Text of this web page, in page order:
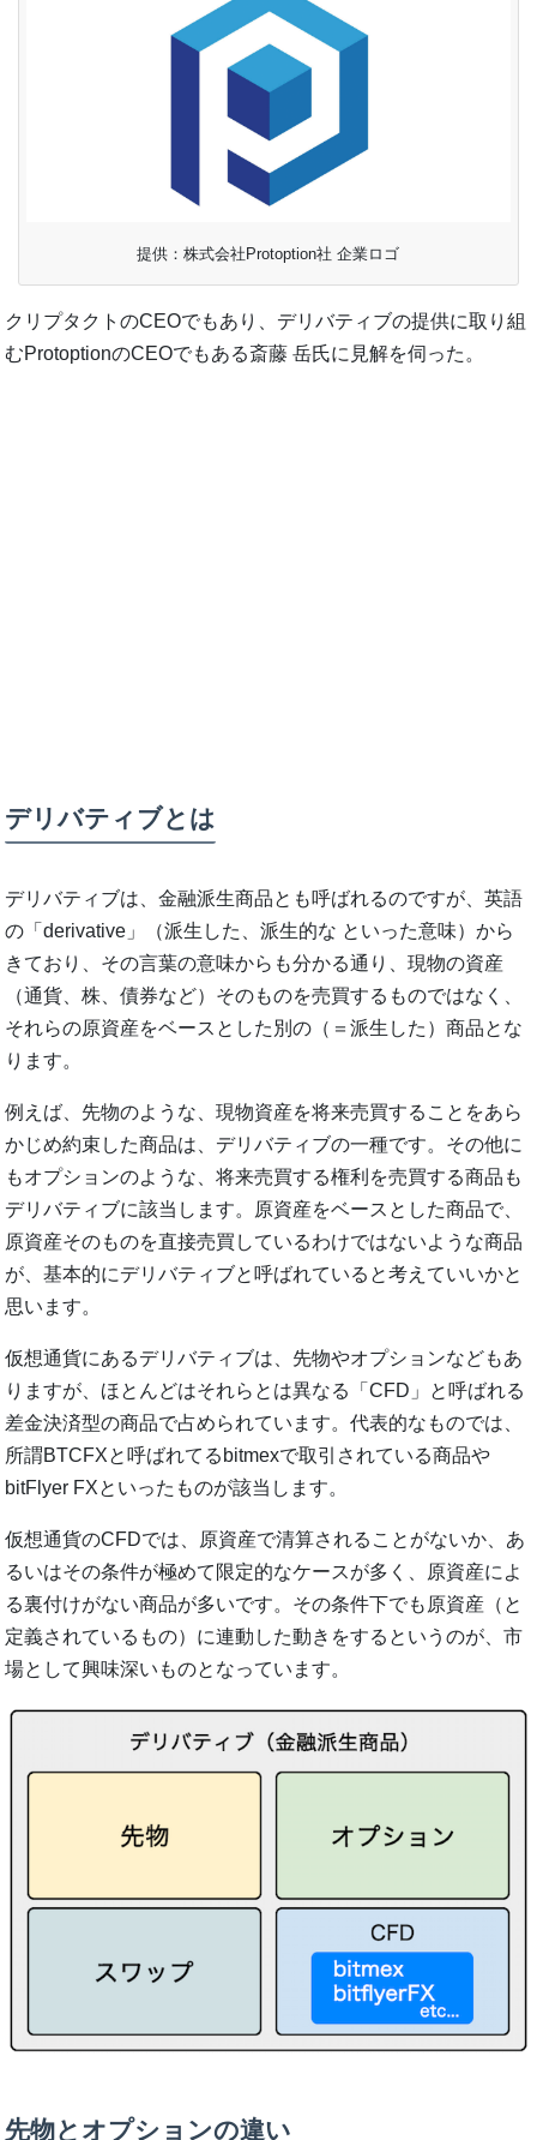
提供：株式会社Protoption社 企業ロゴ
クリプタクトのCEOでもあり、デリバティブの提供に取り組
むProtoptionのCEOでもある斎藤 岳氏に見解を伺った。
デリバティブとは
デリバティブは、金融派生商品とも呼ばれるのですが、英語
の「derivative」（派生した、派生的な といった意味）から
きており、その言葉の意味からも分かる通り、現物の資産
（通貨、株、債券など）そのものを売買するものではなく、
それらの原資産をベースとした別の（＝派生した）商品とな
ります。
例えば、先物のような、現物資産を将来売買することをあら
かじめ約束した商品は、デリバティブの一種です。その他に
もオプションのような、将来売買する権利を売買する商品も
デリバティブに該当します。原資産をベースとした商品で、
原資産そのものを直接売買しているわけではないような商品
が、基本的にデリバティブと呼ばれていると考えていいかと
思います。
仮想通貨にあるデリバティブは、先物やオプションなどもあ
りますが、ほとんどはそれらとは異なる「CFD」と呼ばれる
差金決済型の商品で占められています。代表的なものでは、
所謂BTCFXと呼ばれてるbitmexで取引されている商品や
bitFlyer FXといったものが該当します。
仮想通貨のCFDでは、原資産で清算されることがないか、あ
るいはその条件が極めて限定的なケースが多く、原資産によ
る裏付けがない商品が多いです。その条件下でも原資産（と
定義されているもの）に連動した動きをするというのが、市
場として興味深いものとなっています。
先物とオプションの違い